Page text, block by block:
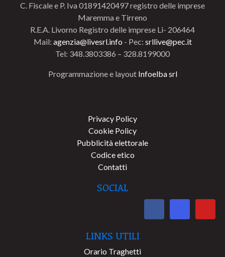
C. Fiscale e P. Iva 01891420497 registro delle imprese
Maremma e Tirreno
R.E.A. Livorno Registro delle imprese Li- 206464
Mail: agenzia@livesrl.info - Pec: srllive@pec.it
Tel: 348.3803386 – 328.8199000
Programmazione e layout Infoelba srl
Privacy Policy
Cookie Policy
Pubblicità elettorale
Codice etico
Contatti
SOCIAL
LINKS UTILI
Orario Traghetti